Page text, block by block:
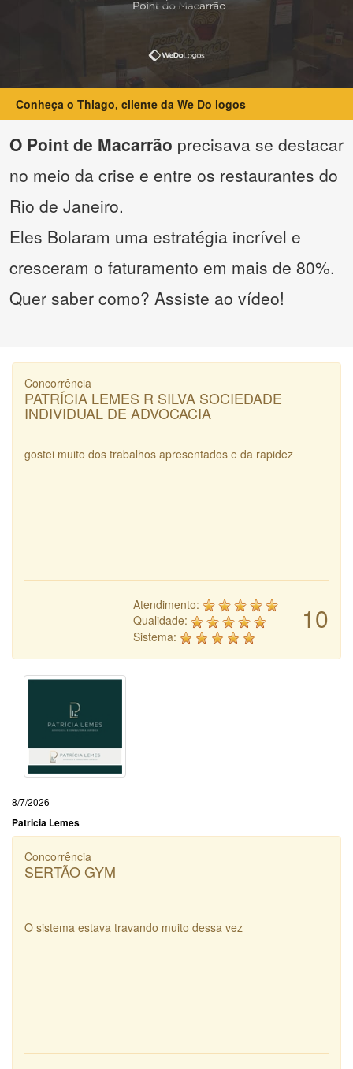
Conheça o Thiago, cliente da We Do logos
O Point de Macarrão precisava se destacar
no meio da crise e entre os restaurantes do
Rio de Janeiro.
Eles Bolaram uma estratégia incrível e
cresceram o faturamento em mais de 80%.
Quer saber como? Assiste ao vídeo!
Concorrência
PATRÍCIA LEMES R SILVA SOCIEDADE
INDIVIDUAL DE ADVOCACIA
gostei muito dos trabalhos apresentados e da rapidez
10
Atendimento:
Qualidade:
Sistema:
8/7/2026
Patricia Lemes
Concorrência
SERTÃO GYM
O sistema estava travando muito dessa vez